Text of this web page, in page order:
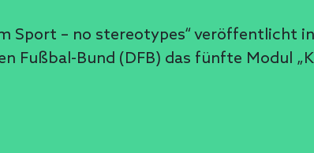
Sport – no stereotypes“
Fußbal-Bund (DFB) das fünfte Modul